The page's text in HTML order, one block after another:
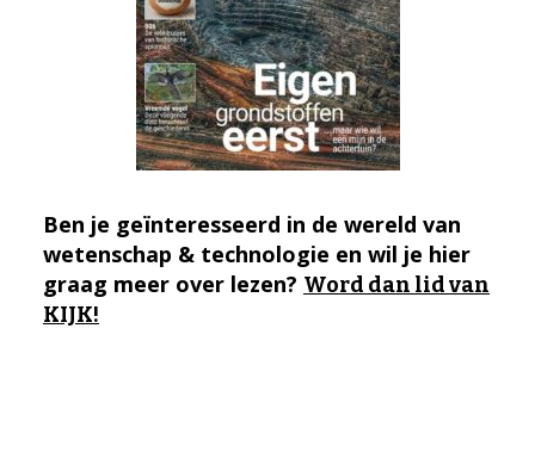
Ben je geïnteresseerd in de wereld van
wetenschap & technologie en wil je hier
graag meer over lezen? Word dan lid van
KIJK!